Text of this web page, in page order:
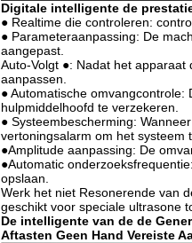
Digitale intelligente de
● Realtime die controleren:
● Parameteraanpassing: De
aangepast.
Auto-Volgt ●: Nadat het
aanpassen.
● Automatische
hulpmiddelhoofd te verzekeren.
● Systeembescherming:
vertoningsalarm om het systeem
●Amplitude aanpassing: De
●Automatic
opslaan.
Werk het niet Resonerende van
geschikt voor speciale ultrasone
De intelligente van de de
Aftasten Geen Hand Vereiste